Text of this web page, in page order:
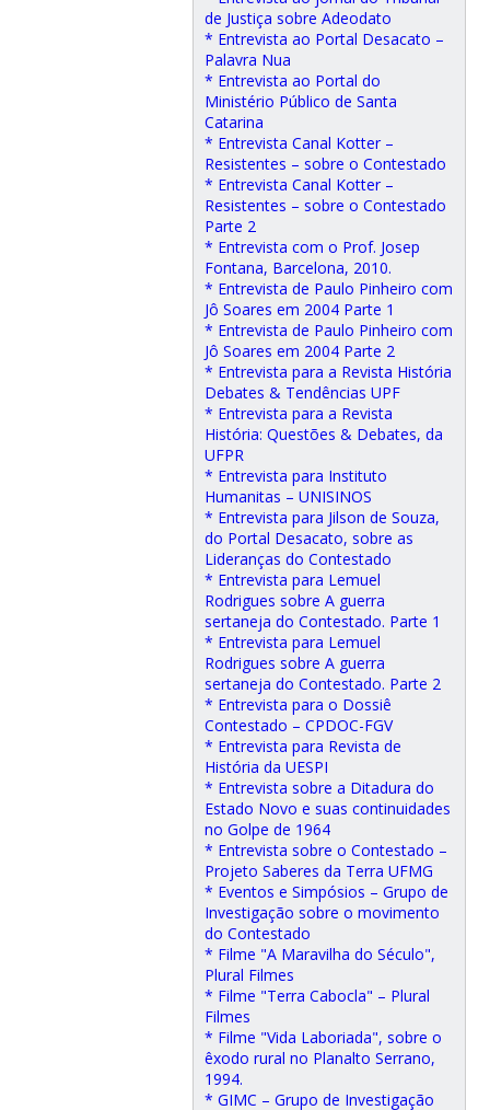
de Justiça sobre Adeodato
* Entrevista ao Portal Desacato –
Palavra Nua
* Entrevista ao Portal do
Ministério Público de Santa
Catarina
* Entrevista Canal Kotter –
Resistentes – sobre o Contestado
* Entrevista Canal Kotter –
Resistentes – sobre o Contestado
Parte 2
* Entrevista com o Prof. Josep
Fontana, Barcelona, 2010.
* Entrevista de Paulo Pinheiro com
Jô Soares em 2004 Parte 1
* Entrevista de Paulo Pinheiro com
Jô Soares em 2004 Parte 2
* Entrevista para a Revista História
Debates & Tendências UPF
* Entrevista para a Revista
História: Questões & Debates, da
UFPR
* Entrevista para Instituto
Humanitas – UNISINOS
* Entrevista para Jilson de Souza,
do Portal Desacato, sobre as
Lideranças do Contestado
* Entrevista para Lemuel
Rodrigues sobre A guerra
sertaneja do Contestado. Parte 1
* Entrevista para Lemuel
Rodrigues sobre A guerra
sertaneja do Contestado. Parte 2
* Entrevista para o Dossiê
Contestado – CPDOC-FGV
* Entrevista para Revista de
História da UESPI
* Entrevista sobre a Ditadura do
Estado Novo e suas continuidades
no Golpe de 1964
* Entrevista sobre o Contestado –
Projeto Saberes da Terra UFMG
* Eventos e Simpósios – Grupo de
Investigação sobre o movimento
do Contestado
* Filme "A Maravilha do Século",
Plural Filmes
* Filme "Terra Cabocla" – Plural
Filmes
* Filme "Vida Laboriada", sobre o
êxodo rural no Planalto Serrano,
1994.
* GIMC – Grupo de Investigação